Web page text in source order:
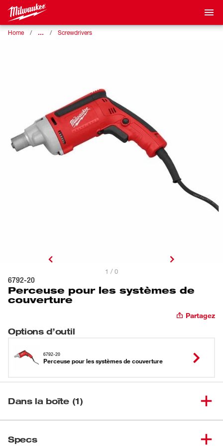
Home … Screwdrivers
1 / 0
6792-20
Perceuse pour les systèmes de
couverture
Partagez
Options d’outil
6792-20
Perceuse pour les systèmes de couverture
Dans la boîte (1)
Specs